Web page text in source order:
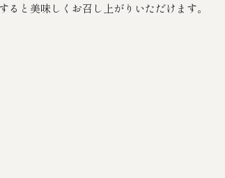
と美味しくお召し上がりいただけます。